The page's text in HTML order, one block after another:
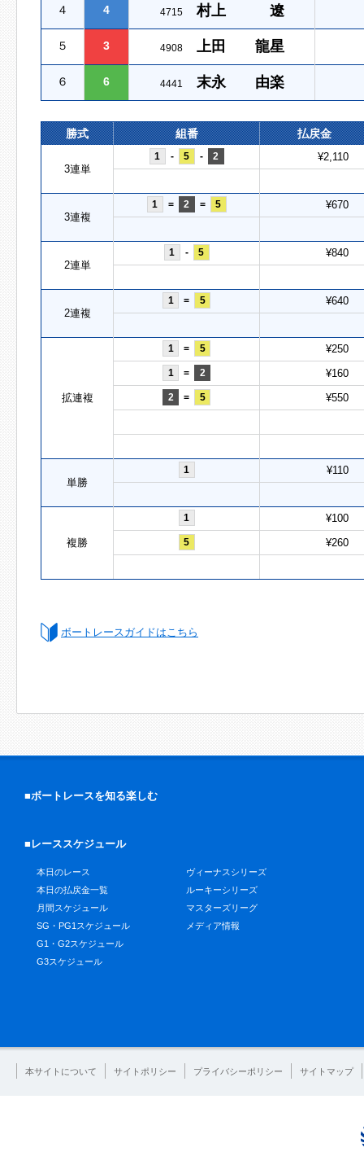
４ 4 4715 村上 遼
５ 3 4908 上田 龍星
６ 6 4441 末永 由楽
勝式 組番 払戻金
3連単
1 - 5 - 2 ¥2,110
3連複
1 = 2 = 5 ¥670
2連単
1 - 5 ¥840
2連複
1 = 5 ¥640
拡連複
1 = 5 ¥250
1 = 2 ¥160
2 = 5 ¥550
単勝
1 ¥110
複勝
1 ¥100
5 ¥260
ボートレースガイドはこちら
■ボートレースを知る楽しむ
■レーススケジュール
本日のレース
本日の払戻金一覧
月間スケジュール
SG・PG1スケジュール
G1・G2スケジュール
G3スケジュール
ヴィーナスシリーズ
ルーキーシリーズ
マスターズリーグ
メディア情報
本サイトについて サイトポリシー プライバシーポリシー サイトマップ